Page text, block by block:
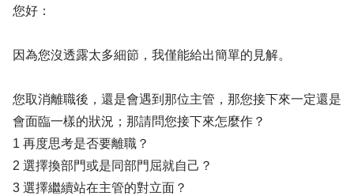
您好：
因為您沒透露太多細節，我僅能給出簡單的見解。
您取消離職後，還是會遇到那位主管，那您接下來一定還是
會面臨一樣的狀況；那請問您接下來怎麼作？
1 再度思考是否要離職？
2 選擇換部門或是同部門屈就自己？
3 選擇繼續站在主管的對立面？